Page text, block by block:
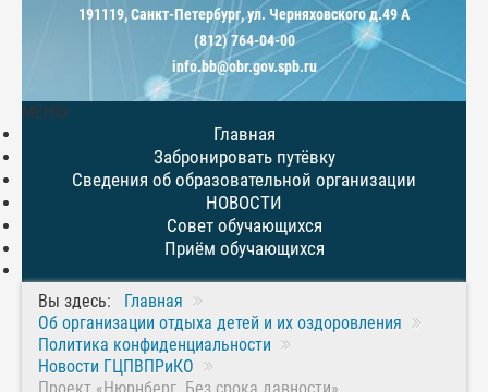
191119, Санкт-Петербург, ул. Черняховского д.49 А
(812) 764-04-00
info.bb@obr.gov.spb.ru
МЕНЮ
Главная
Забронировать путёвку
Сведения об образовательной организации
НОВОСТИ
Совет обучающихся
Приём обучающихся
Вы здесь:
Главная
Об организации отдыха детей и их оздоровления
Политика конфиденциальности
Новости ГЦПВПРиКО